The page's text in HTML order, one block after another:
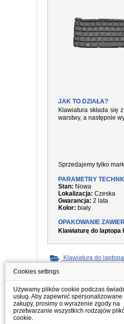
JAK TO DZIAŁA?
Klawiatura składa się
warstwy, a następnie
Sprzedajemy tylko
PARAMETRY
Stan: Nowa
Lokalizacja: Czeska
Gwarancja: 2 lata
Kolor: biały
OPAKOWANIE
Klawiaturę do laptopa
Klawiatura do
Informacje
Cookies settings
Używamy plików cookie podczas
usług. Aby zapewnić spersonalizowane
zakupy, prosimy o wyrażenie zgody na
przetwarzanie wszystkich rodzajów
cookie.